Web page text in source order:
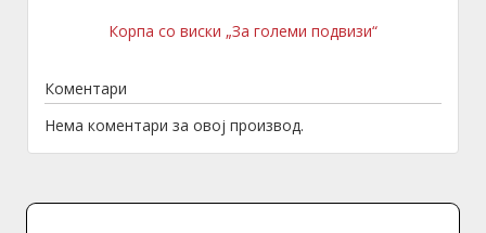
Корпа со виски „За големи подвизи“
Коментари
Нема коментари за овој производ.